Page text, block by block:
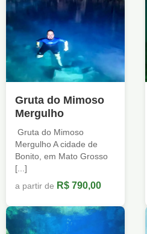
Gruta do Mimoso
Mergulho
Gruta do Mimoso
Mergulho A cidade de
Bonito, em Mato Grosso
[...]
a partir de R$ 790,00